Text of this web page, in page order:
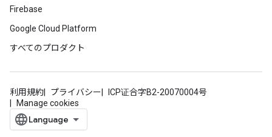
Firebase
Google Cloud Platform
すべてのプロダクト
利用規約 プライバシー
ICP证合字B2-20070004号
Manage cookies